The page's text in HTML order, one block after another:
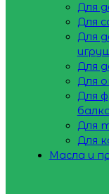
Для
Для
Для
Для
Для
Для
Для
Для
Масла и